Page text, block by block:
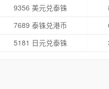
9356 美元兑泰铢
7689 泰铢兑港币
5181 日元兑泰铢